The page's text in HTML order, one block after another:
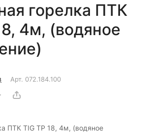
горелка ПТК
4м, (водяное
Арт. 072.184.100
ПТК TIG TP 18, 4м, (водяное